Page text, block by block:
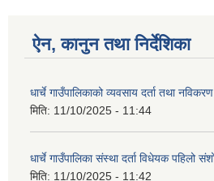
ऐन, कानुन तथा निर्देशिका
धार्चे गाउँपालिकाको व्यवसाय दर्ता तथा
मिति: 11/10/2025 - 11:44
धार्चे गाउँपालिका संस्था दर्ता विधेयक पहिलो
मिति: 11/10/2025 - 11:42